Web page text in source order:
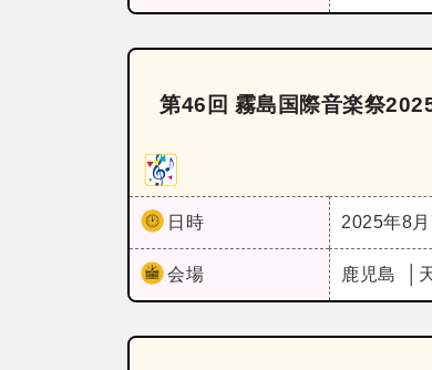
第46回 霧島国際音楽祭
日時 2025年8月
会場 鹿児島